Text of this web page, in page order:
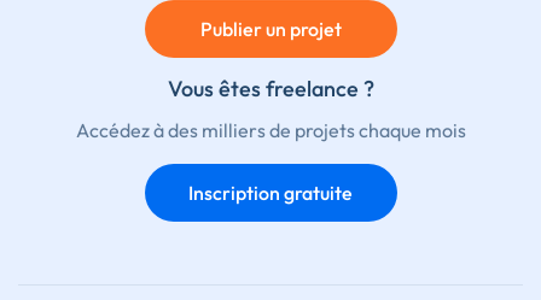
Publier un projet
Vous êtes freelance ?
Accédez à des milliers de projets chaque mois
Inscription gratuite